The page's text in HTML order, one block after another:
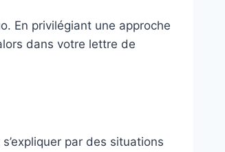
En privilégiant une approche
dans votre lettre de
par des situations